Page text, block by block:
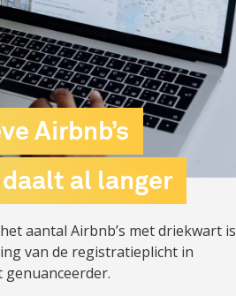
Airbnb’s
al langer
aantal Airbnb’s met driekwart is
van de registratieplicht in
genuanceerder.